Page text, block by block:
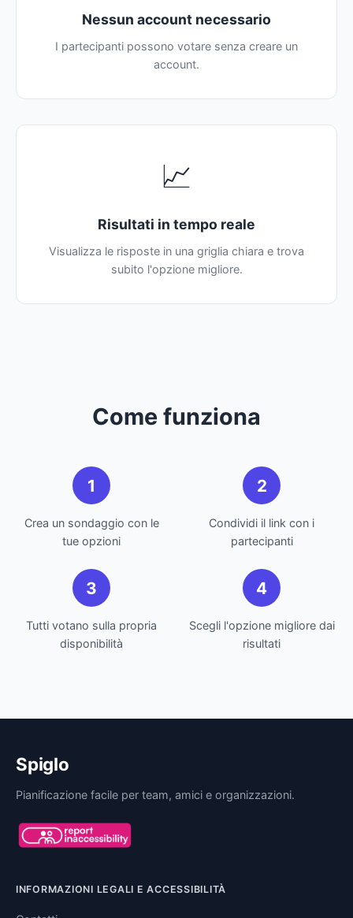
Nessun account necessario
I partecipanti possono votare senza creare un
account.
📈
Risultati in tempo reale
Visualizza le risposte in una griglia chiara e trova
subito l'opzione migliore.
Come funziona
1
Crea un sondaggio con le
tue opzioni
2
Condividi il link con i
partecipanti
3
Tutti votano sulla propria
disponibilità
4
Scegli l'opzione migliore dai
risultati
Spiglo
Pianificazione facile per team, amici e organizzazioni.
INFORMAZIONI LEGALI E ACCESSIBILITÀ